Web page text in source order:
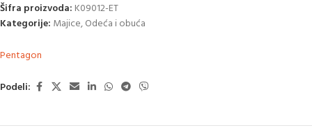
Šifra proizvoda: K09012-ET
Kategorije: Majice,Odeća i obuća
Pentagon
Podeli: